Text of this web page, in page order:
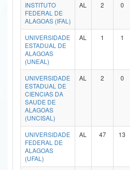
Ministério da Mulher, da Família e dos Direitos
Secretaria-Geral
Secretaria de Governo
Gabinete de Segurança Institucional
Advocacia-Geral da União
Banco Central do Brasil
Planalto
INSTITUTO
FEDERAL DE
ALAGOAS (IFAL)
AL 2 0
UNIVERSIDADE
ESTADUAL DE
ALAGOAS
(UNEAL)
AL 1 1
UNIVERSIDADE
ESTADUAL DE
CIENCIAS DA
SAUDE DE
ALAGOAS
(UNCISAL)
AL 2 0
UNIVERSIDADE
FEDERAL DE
ALAGOAS
(UFAL)
AL 47 13